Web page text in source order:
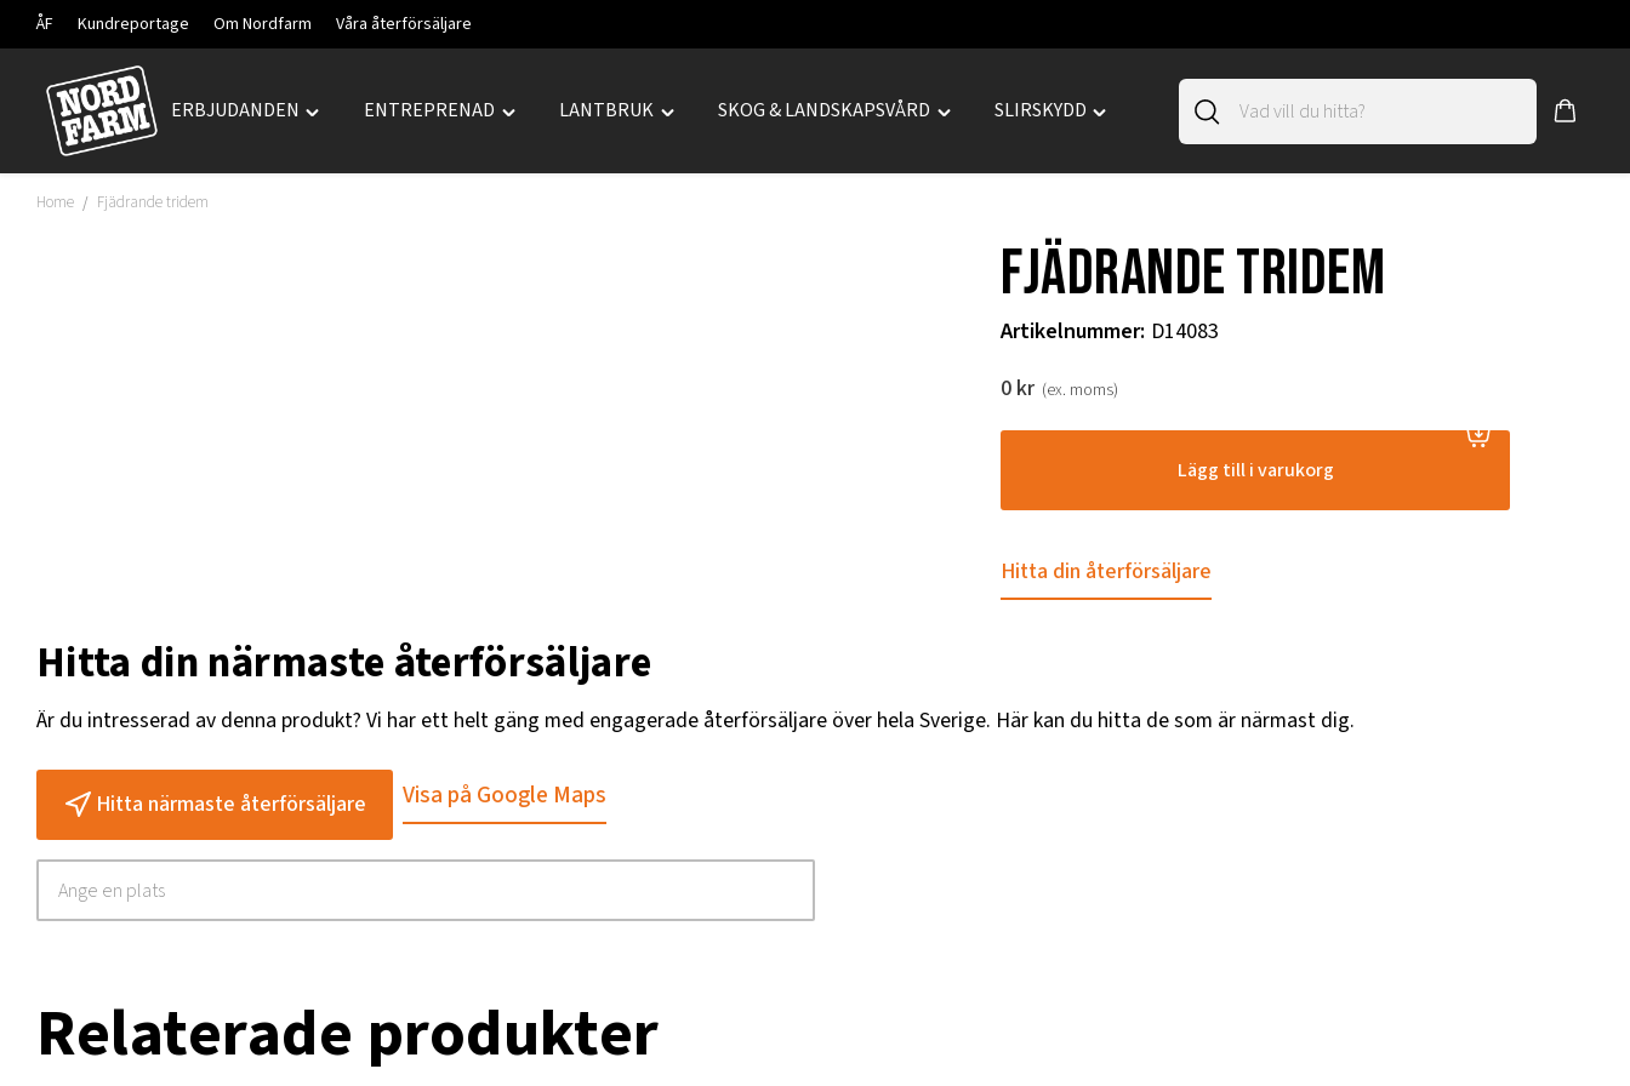
ÅF Kundreportage Om Nordfarm Våra återförsäljare
Hoppa
innehåll
ERBJUDANDEN
Toggle
ENTREPRENAD
Toggle
LANTBRUK
Toggle
SKOG & LANDSKAPSVÅRD
Toggle
SLIRSKYDD
Toggle
Home / Fjädrande tridem
Fjädrande tridem
Artikelnummer: D14083
0 kr (ex. moms)
Lägg till i varukorg
Hitta din återförsäljare
Hitta din närmaste återförsäljare
Är du intresserad av denna produkt? Vi har ett helt gäng med engagerade återförsäljare över hela Sverige. Här kan du hitta de som är närmast dig.
Hitta närmaste återförsäljare Visa på Google Maps
Relaterade produkter